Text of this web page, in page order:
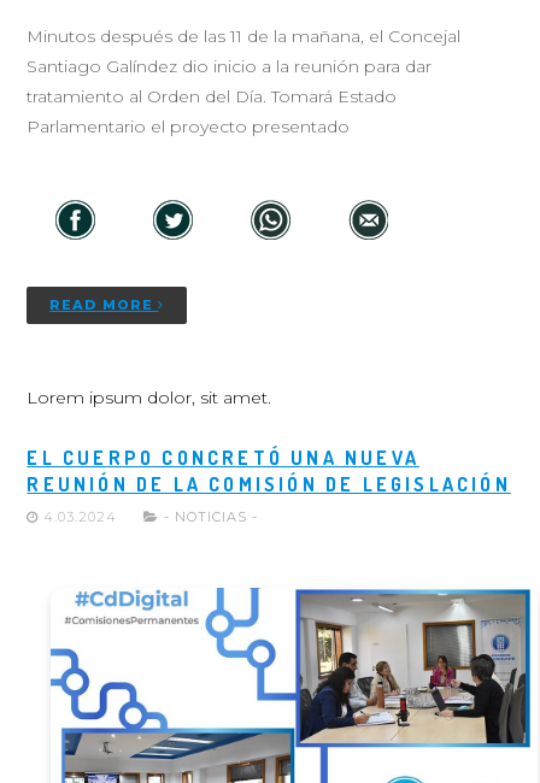
Minutos después de las 11 de la mañana, el Concejal
Santiago Galíndez dio inicio a la reunión para dar
tratamiento al Orden del Día. Tomará Estado
Parlamentario el proyecto presentado
READ MORE
Lorem ipsum dolor, sit amet.
EL CUERPO CONCRETÓ UNA NUEVA
REUNIÓN DE LA COMISIÓN DE LEGISLACIÓN
4.03.2024 - NOTICIAS -